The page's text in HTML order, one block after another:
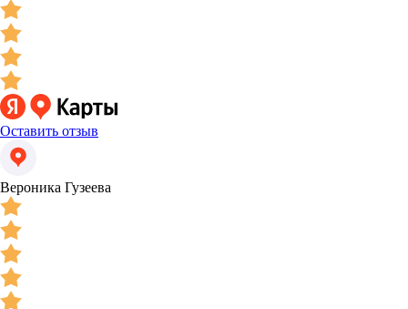
Оставить отзыв
Вероника Гузеева